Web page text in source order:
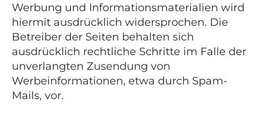
Werbung und Informationsmaterialien wird
hiermit ausdrücklich widersprochen. Die
Betreiber der Seiten behalten sich
ausdrücklich rechtliche Schritte im Falle der
unverlangten Zusendung von
Werbeinformationen, etwa durch Spam-
Mails, vor.